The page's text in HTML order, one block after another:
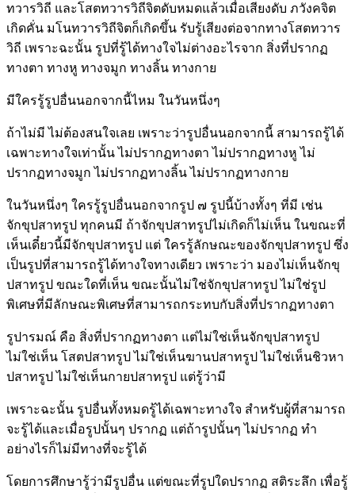
ทวารวิถี และโสตทวารวิถีจิตดับหมดแล้วเมื่อเสียงดับ ภวังคจิต
เกิดคั่น มโนทวารวิถีจิตก็เกิดขึ้น รับรู้เสียงต่อจากทางโสตทวาร
วิถี เพราะฉะนั้น รูปที่รู้ได้ทางใจไม่ต่างอะไรจาก สิ่งที่ปรากฏ
ทางตา ทางหู ทางจมูก ทางลิ้น ทางกาย
มีใครรู้รูปอื่นนอกจากนี้ไหม ในวันหนึ่งๆ
ถ้าไม่มี ไม่ต้องสนใจเลย เพราะว่ารูปอื่นนอกจากนี้ สามารถรู้ได้
เฉพาะทางใจเท่านั้น ไม่ปรากฏทางตา ไม่ปรากฏทางหู ไม่
ปรากฏทางจมูก ไม่ปรากฏทางลิ้น ไม่ปรากฏทางกาย
ในวันหนึ่งๆ ใครรู้รูปอื่นนอกจากรูป ๗ รูปนี้บ้างทั้งๆ ที่มี เช่น
จักขุปสาทรูป ทุกคนมี ถ้าจักขุปสาทรูปไม่เกิดก็ไม่เห็น ในขณะที่
เห็นเดี๋ยวนี้มีจักขุปสาทรูป แต่ ใครรู้ลักษณะของจักขุปสาทรูป ซึ่ง
เป็นรูปที่สามารถรู้ได้ทางใจทางเดียว เพราะว่า มองไม่เห็นจักขุ
ปสาทรูป ขณะใดที่เห็น ขณะนั้นไม่ใช่จักขุปสาทรูป ไม่ใช่รูป
พิเศษที่มีลักษณะพิเศษที่สามารถกระทบกับสิ่งที่ปรากฏทางตา
รูปารมณ์ คือ สิ่งที่ปรากฏทางตา แต่ไม่ใช่เห็นจักขุปสาทรูป
ไม่ใช่เห็น โสตปสาทรูป ไม่ใช่เห็นฆานปสาทรูป ไม่ใช่เห็นชิวหา
ปสาทรูป ไม่ใช่เห็นกายปสาทรูป แต่รู้ว่ามี
เพราะฉะนั้น รูปอื่นทั้งหมดรู้ได้เฉพาะทางใจ สำหรับผู้ที่สามารถ
จะรู้ได้และเมื่อรูปนั้นๆ ปรากฏ แต่ถ้ารูปนั้นๆ ไม่ปรากฏ ทำ
อย่างไรก็ไม่มีทางที่จะรู้ได้
โดยการศึกษารู้ว่ามีรูปอื่น แต่ขณะที่รูปใดปรากฏ สติระลึก เพื่อรู้